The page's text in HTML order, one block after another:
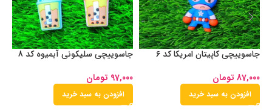
جاسوییچی کاپیتان امریکا کد 6
87,000 تومان
افزودن به سبد خرید
جاسوییچی سلیکونی آبمیوه کد 8
97,000 تومان
افزودن به سبد خرید